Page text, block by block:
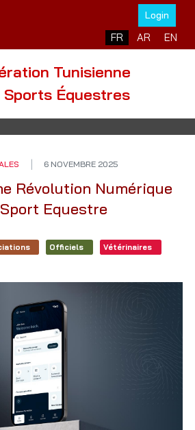
Login
Sélectionnez votre
FR AR EN
Tunisienne
Sports Équestres
6 NOVEMBRE 2025
Révolution Numérique
Equestre
Officiels Vétérinaires